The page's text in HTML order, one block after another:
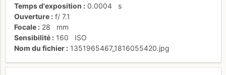
Temps d'exposition
0.0004
s
Ouverture
f/ 7.1
Focale
28
mm
Sensibilité
160
ISO
Nom du fichier
1351965467_1816055420.jpg